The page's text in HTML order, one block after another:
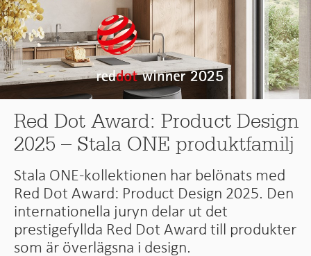
Red Dot Award: Product Design
2025 – Stala ONE produktfamilj
Stala ONE-kollektionen har belönats med
Red Dot Award: Product Design 2025. Den
internationella juryn delar ut det
prestigefyllda Red Dot Award till produkter
som är överlägsna i design.